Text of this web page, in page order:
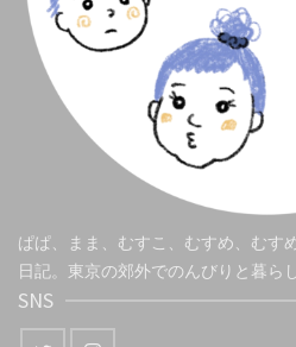
ぱぱ、まま、むすこ、むすめ、むす
日記。東京の郊外でのんびりと暮ら
SNS